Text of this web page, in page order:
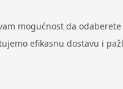
mogućnost da
efikasnu dostavu i